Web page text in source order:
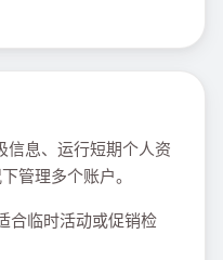
息、运行短期个人资
管理多个账户。
合临时活动或促销检